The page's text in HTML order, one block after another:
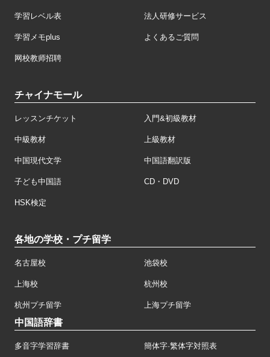
学習レベル表 法人研修サービス
学習メモplus よくあるご質問
网校教师招聘
チャイナモール
レッスンチケット 入門&初級教材
中級教材 上級教材
中国現代文学 中国語翻訳版
子ども中国語 CD・DVD
HSK検定
各地の学校・プチ留学
名古屋校 池袋校
上海校 杭州校
杭州プチ留学 上海プチ留学
中国語辞書
多音字学習辞書 簡体字·繁体字対照表